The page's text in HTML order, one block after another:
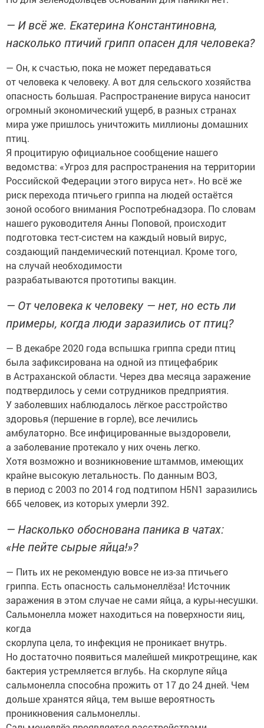
— И всё же. Екатерина Константиновна,
насколько птичий грипп опасен для человека?
— Он, к счастью, пока не может передаваться
от человека к человеку. А вот для сельского хозяйства
опасность большая. Распространение вируса наносит
огромный экономический ущерб, в разных странах
мира уже пришлось уничтожить миллионы домашних
птиц.
Я процитирую официальное сообщение нашего
ведомства: «Угроз для распространения на территории
Российской Федерации этого вируса нет». Но всё же
риск перехода птичьего гриппа на людей остаётся
зоной особого внимания Роспотребнадзора. По словам
нашего руководителя Анны Поповой, происходит
подготовка тест-систем на каждый новый вирус,
создающий пандемический потенциал. Кроме того,
на случай необходимости
разрабатываются прототипы вакцин.
— От человека к человеку — нет, но есть ли
примеры, когда люди заразились от птиц?
— В декабре 2020 года вспышка гриппа среди птиц
была зафиксирована на одной из птицефабрик
в Астраханской области. Через два месяца заражение
подтвердилось у семи сотрудников предприятия.
У заболевших наблюдалось лёгкое расстройство
здоровья (першение в горле), все лечились
амбулаторно. Все инфицированные выздоровели,
а заболевание протекало у них очень легко.
Хотя возможно и возникновение штаммов, имеющих
крайне высокую летальность. По данным ВОЗ,
в период с 2003 по 2014 год подтипом H5N1 заразились
665 человек, из которых умерли 392.
— Насколько обоснована паника в чатах:
«Не пейте сырые яйца!»?
— Пить их не рекомендую вовсе не из-за птичьего
гриппа. Есть опасность сальмонеллёза! Источник
заражения в этом случае не сами яйца, а куры-несушки.
Сальмонелла может находиться на поверхности яиц,
когда
скорлупа цела, то инфекция не проникает внутрь.
Но достаточно появиться малейшей микротрещине, как
бактерия устремляется вглубь. На скорлупе яйца
сальмонелла способна прожить от 17 до 24 дней. Чем
дольше хранятся яйца, тем выше вероятность
проникновения сальмонеллы.